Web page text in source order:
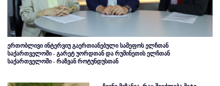
ერთობლივი ინტერვიუ გაერთიანებული სამეფოს ელჩთან
საქართველოში - გარეტ უორდთან და რუმინეთის ელჩთან
საქართველოში - რაზვან როტუნდუსთან